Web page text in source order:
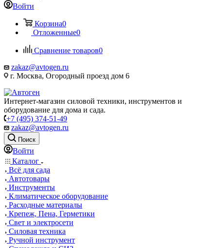
Войти
Корзина0
Отложенные0
Сравнение товаров0
zakaz@avtogen.ru
г. Москва, Огородный проезд дом 6
Интернет-магазин силовой техники, инструментов и
оборудование для дома и сада.
+7 (495) 374-51-49
zakaz@avtogen.ru
Поиск
Войти
Каталог
Всё для сада
Автотовары
Инструменты
Климатическое оборудование
Расходные материалы
Крепеж, Пена, Герметики
Свет и электросети
Силовая техника
Ручной инструмент